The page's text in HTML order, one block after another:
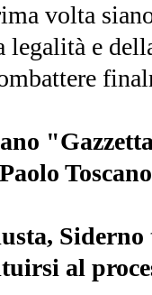
volta
legalità e
Toscano
al